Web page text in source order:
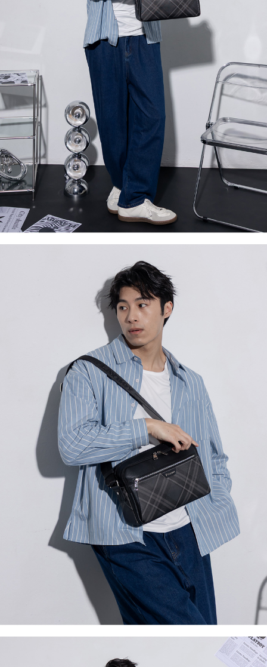
２．關於個人資料處理事宜，請瀏覽以下網址：
https://aftee.tw/terms/#terms3
３．未成年的使用者請事先徵得法定代理人或監護人之同意方可使用
「AFTEE先享後付」，若未經同意申辦者引起之損失，本公司不負相關責
４．使用「AFTEE先享後付」時，將依據個別帳號之用戶狀況，依本公司即
時審查核予不同之上限額度；若仍有額度不足之情形，本公司將視審查結果
請求用戶進行身份認證。
５．嚴禁一人註冊多個帳號或使用他人資訊註冊。若發現惡意使用之情形，
恩沛科技股份有限公司將有權停止該用戶之使用額度並採取法律行動。
每筆NT$60，滿NT$2,000(含以上)免運費
每筆NT$60，滿NT$2,000(含以上)免運費
宅配_離島
每筆NT$100